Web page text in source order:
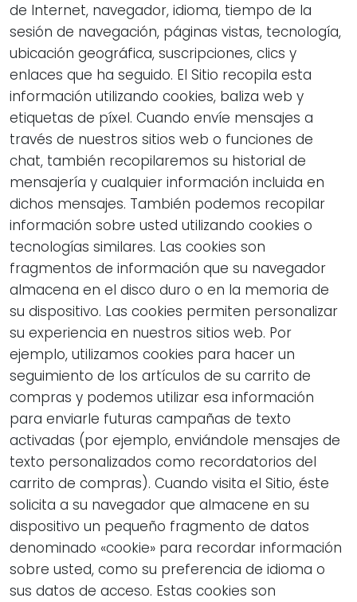
de Internet, navegador, idioma, tiempo de la
sesión de navegación, páginas vistas, tecnología,
ubicación geográfica, suscripciones, clics y
enlaces que ha seguido. El Sitio recopila esta
información utilizando cookies, baliza web y
etiquetas de píxel. Cuando envíe mensajes a
través de nuestros sitios web o funciones de
chat, también recopilaremos su historial de
mensajería y cualquier información incluida en
dichos mensajes. También podemos recopilar
información sobre usted utilizando cookies o
tecnologías similares. Las cookies son
fragmentos de información que su navegador
almacena en el disco duro o en la memoria de
su dispositivo. Las cookies permiten personalizar
su experiencia en nuestros sitios web. Por
ejemplo, utilizamos cookies para hacer un
seguimiento de los artículos de su carrito de
compras y podemos utilizar esa información
para enviarle futuras campañas de texto
activadas (por ejemplo, enviándole mensajes de
texto personalizados como recordatorios del
carrito de compras). Cuando visita el Sitio, éste
solicita a su navegador que almacene en su
dispositivo un pequeño fragmento de datos
denominado «cookie» para recordar información
sobre usted, como su preferencia de idioma o
sus datos de acceso. Estas cookies son